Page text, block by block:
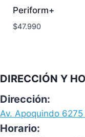
Periform+
$47.990
DIRECCIÓN Y
Dirección:
Av. Apoquindo
Horario: